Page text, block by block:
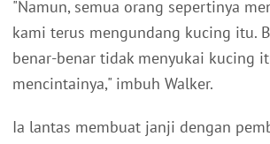
"Namun, semua orang sepertinya
kami terus mengundang kucing itu.
benar-benar tidak menyukai kucing
mencintainya," imbuh Walker.
Ia lantas membuat janji dengan